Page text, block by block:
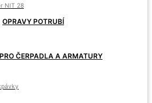
NIT 28
OPRAVY POTRUBÍ
ČERPADLA A ARMATURY